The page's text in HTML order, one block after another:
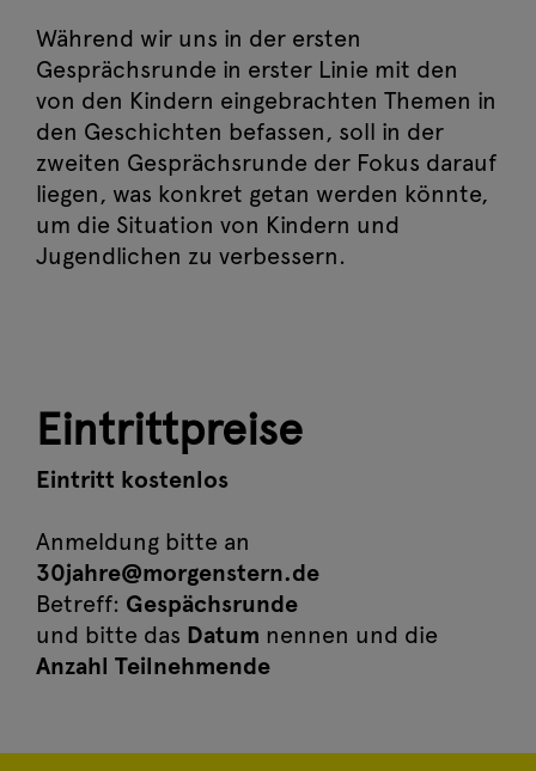
Während wir uns in der ersten
Gesprächsrunde in erster Linie mit den
von den Kindern eingebrachten Themen in
den Geschichten befassen, soll in der
zweiten Gesprächsrunde der Fokus darauf
liegen, was konkret getan werden könnte,
um die Situation von Kindern und
Jugendlichen zu verbessern.
Eintrittpreise
Eintritt kostenlos
Anmeldung bitte an
30jahre@morgenstern.de
Betreff: Gespächsrunde
und bitte das Datum nennen und die
Anzahl Teilnehmende